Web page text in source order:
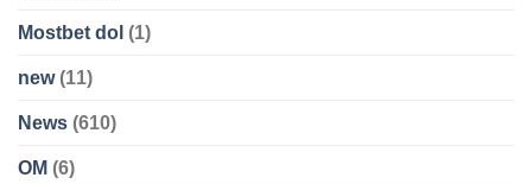
Mostbet dol (1)
new(11)
News (610)
OM (6)